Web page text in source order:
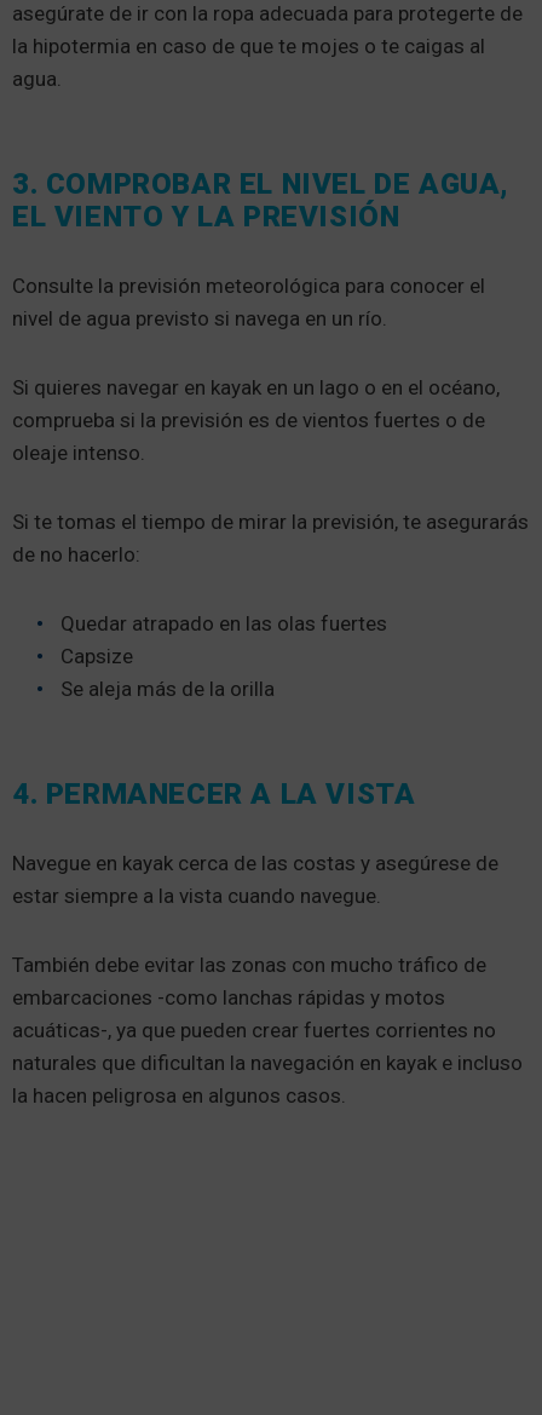
asegúrate de ir con la ropa adecuada para protegerte de
la hipotermia en caso de que te mojes o te caigas al
agua.
3. COMPROBAR EL NIVEL DE AGUA,
EL VIENTO Y LA PREVISIÓN
Consulte la previsión meteorológica para conocer el
nivel de agua previsto si navega en un río.
Si quieres navegar en kayak en un lago o en el océano,
comprueba si la previsión es de vientos fuertes o de
oleaje intenso.
Si te tomas el tiempo de mirar la previsión, te asegurarás
de no hacerlo:
Quedar atrapado en las olas fuertes
Capsize
Se aleja más de la orilla
4. PERMANECER A LA VISTA
Navegue en kayak cerca de las costas y asegúrese de
estar siempre a la vista cuando navegue.
También debe evitar las zonas con mucho tráfico de
embarcaciones -como lanchas rápidas y motos
acuáticas-, ya que pueden crear fuertes corrientes no
naturales que dificultan la navegación en kayak e incluso
la hacen peligrosa en algunos casos.